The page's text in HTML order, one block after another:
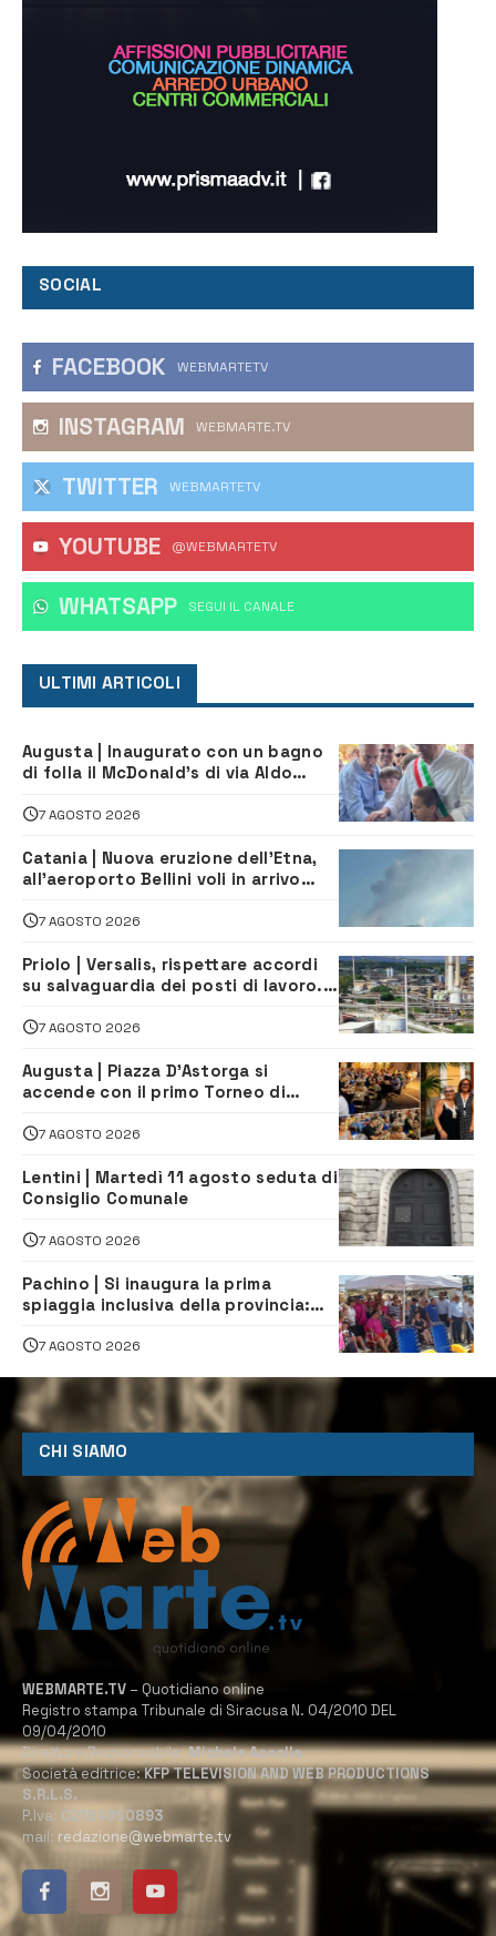
SOCIAL
FACEBOOK WEBMARTETV
INSTAGRAM WEBMARTE.TV
TWITTER WEBMARTETV
YOUTUBE @WEBMARTETV
WHATSAPP ‎SEGUI IL CANALE
ULTIMI ARTICOLI
Augusta | Inaugurato con un bagno
di folla il McDonald’s di via Aldo
7 AGOSTO 2026
Catania | Nuova eruzione dell’Etna,
all’aeroporto Bellini voli in arrivo
7 AGOSTO 2026
Priolo | Versalis, rispettare accordi
su salvaguardia dei posti di lavoro. Il
7 AGOSTO 2026
Augusta | Piazza D’Astorga si
accende con il primo Torneo di
7 AGOSTO 2026
Lentini | Martedì 11 agosto seduta di
Consiglio Comunale
7 AGOSTO 2026
Pachino | Si inaugura la prima
spiaggia inclusiva della provincia:
tutti
7 AGOSTO 2026
CHI SIAMO
WEBMARTE.TV – Quotidiano online
Registro stampa Tribunale di Siracusa N. 04/2010 DEL
09/04/2010
Direttore Responsabile:Michele Accolla
Società editrice:KFP TELEVISION AND WEB PRODUCTIONS
S.R.L.S.
P.Iva: 02184950893
mail: redazione@webmarte.tv